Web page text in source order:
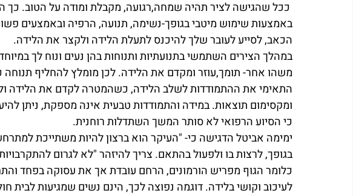
באמצעות שימוש מיטבי בגופך-נשימה, תנועה, הרפיה ובאמצעים
הכאב, לסייע לעובר שלך להיכנס לתעלת הלידה ולקצר את הלידה.
במהלך הצירים השתמשי בתנועתיות ותנוחות בהן נעים ונוח לך
משהו אחר- תומך,עוזר ומקדם את הלידה. לכן מומלץ להחליף
התאימי את ההתמודדות לשלב הלידה, כשהמטרה לקדם את הלידה
ומקסימום תוצאות. במידה והתמודדות טבעית אינה מספקת, ניתן
כי הסיוע הרפואי לא סותר המשך השתדלות רוחנית.
ימימה אביטל הדגישה כי- "העיקר הוא ברצון להיות משתייכת
בגופך, לרצות בו ולפעול בהתאם. צריך להיזהר "לא לגרום
כלומר הגוף מפריש הורמונים, הרחם עובדת אך את עסוקה בפחד
לעיכוב וקושי בלידה. דוגמה נפוצה לכך, הינם נשים שמגיעות לבית